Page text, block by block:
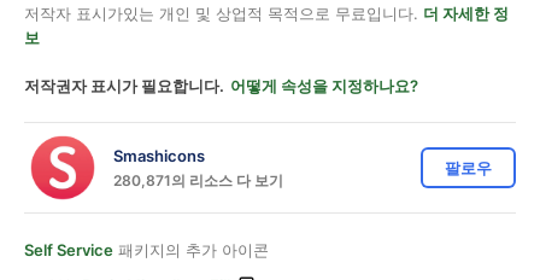
저작자 표시가있는 개인 및 상업적 목적으로 무료입니다. 더 자세한 정
보
저작권자 표시가 필요합니다. 어떻게 속성을 지정하나요?
Smashicons
280,871의 리소스 다 보기
팔로우
Self Service 패키지의 추가 아이콘